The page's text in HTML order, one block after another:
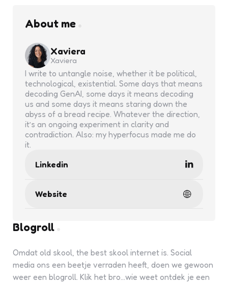
About me
Xaviera
Xaviera
I write to untangle noise, whether it be political,
technological, existential. Some days that means
decoding GenAI, some days it means decoding
us and some days it means staring down the
abyss of a bread recipe. Whatever the direction,
it’s an ongoing experiment in clarity and
contradiction. Also: my hyperfocus made me do
it.
Linkedin
Website
Blogroll
Omdat old skool, the best skool internet is. Social
media ons een beetje verraden heeft, doen we gewoon
weer een blogroll. Klik het bro...wie weet ontdek je een